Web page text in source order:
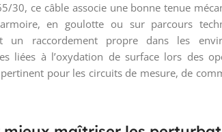
30, ce câble associe une bonne tenue
en goulotte ou sur parcours
un raccordement propre dans les
liées à l’oxydation de surface lors des
pour les circuits de mesure, de